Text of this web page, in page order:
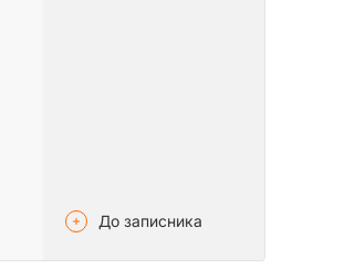
До записника